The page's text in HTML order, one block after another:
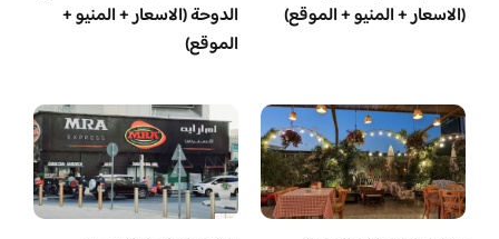
(الاسعار + المنيو + الموقع)
الدوحة (الاسعار + المنيو +
الموقع)